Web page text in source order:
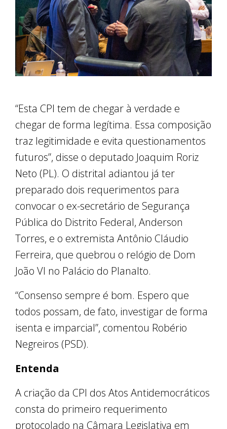
“Esta CPI tem de chegar à verdade e
chegar de forma legítima. Essa composição
traz legitimidade e evita questionamentos
futuros”, disse o deputado Joaquim Roriz
Neto (PL). O distrital adiantou já ter
preparado dois requerimentos para
convocar o ex-secretário de Segurança
Pública do Distrito Federal, Anderson
Torres, e o extremista Antônio Cláudio
Ferreira, que quebrou o relógio de Dom
João VI no Palácio do Planalto.
“Consenso sempre é bom. Espero que
todos possam, de fato, investigar de forma
isenta e imparcial”, comentou Robério
Negreiros (PSD).
Entenda
A criação da CPI dos Atos Antidemocráticos
consta do primeiro requerimento
protocolado na Câmara Legislativa em